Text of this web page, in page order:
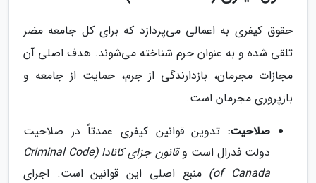
حقوق کیفری به اعمالی می‌پردازد که برای کل جامعه مضر
تلقی شده و به عنوان جرم شناخته می‌شوند. هدف اصلی آن
مجازات مجرمان، بازدارندگی از جرم، حمایت از جامعه و
بازپروری مجرمان است.
صلاحیت: تدوین قوانین کیفری عمدتاً در صلاحیت
دولت فدرال است و
قانون جزای کانادا (Criminal Code
of Canada)
منبع اصلی این قوانین است. اجرای